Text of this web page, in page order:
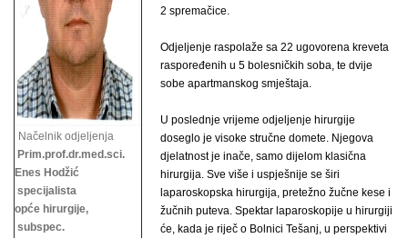
Načelnik odjeljenja
Prim.prof.dr.med.sci.
Enes Hodžić
specijalista
opće hirurgije,
subspec.
2 spremačice.
Odjeljenje raspolaže sa 22 ugovorena kreveta
raspoređenih u 5 bolesničkih soba, te dvije
sobe apartmanskog smještaja.
U poslednje vrijeme odjeljenje hirurgije
doseglo je visoke stručne domete. Njegova
djelatnost je inače, samo dijelom klasična
hirurgija. Sve više i uspješnije se širi
laparoskopska hirurgija, pretežno žučne kese i
žučnih puteva. Spektar laparoskopije u hirurgiji
će, kada je riječ o Bolnici Tešanj, u perspektivi